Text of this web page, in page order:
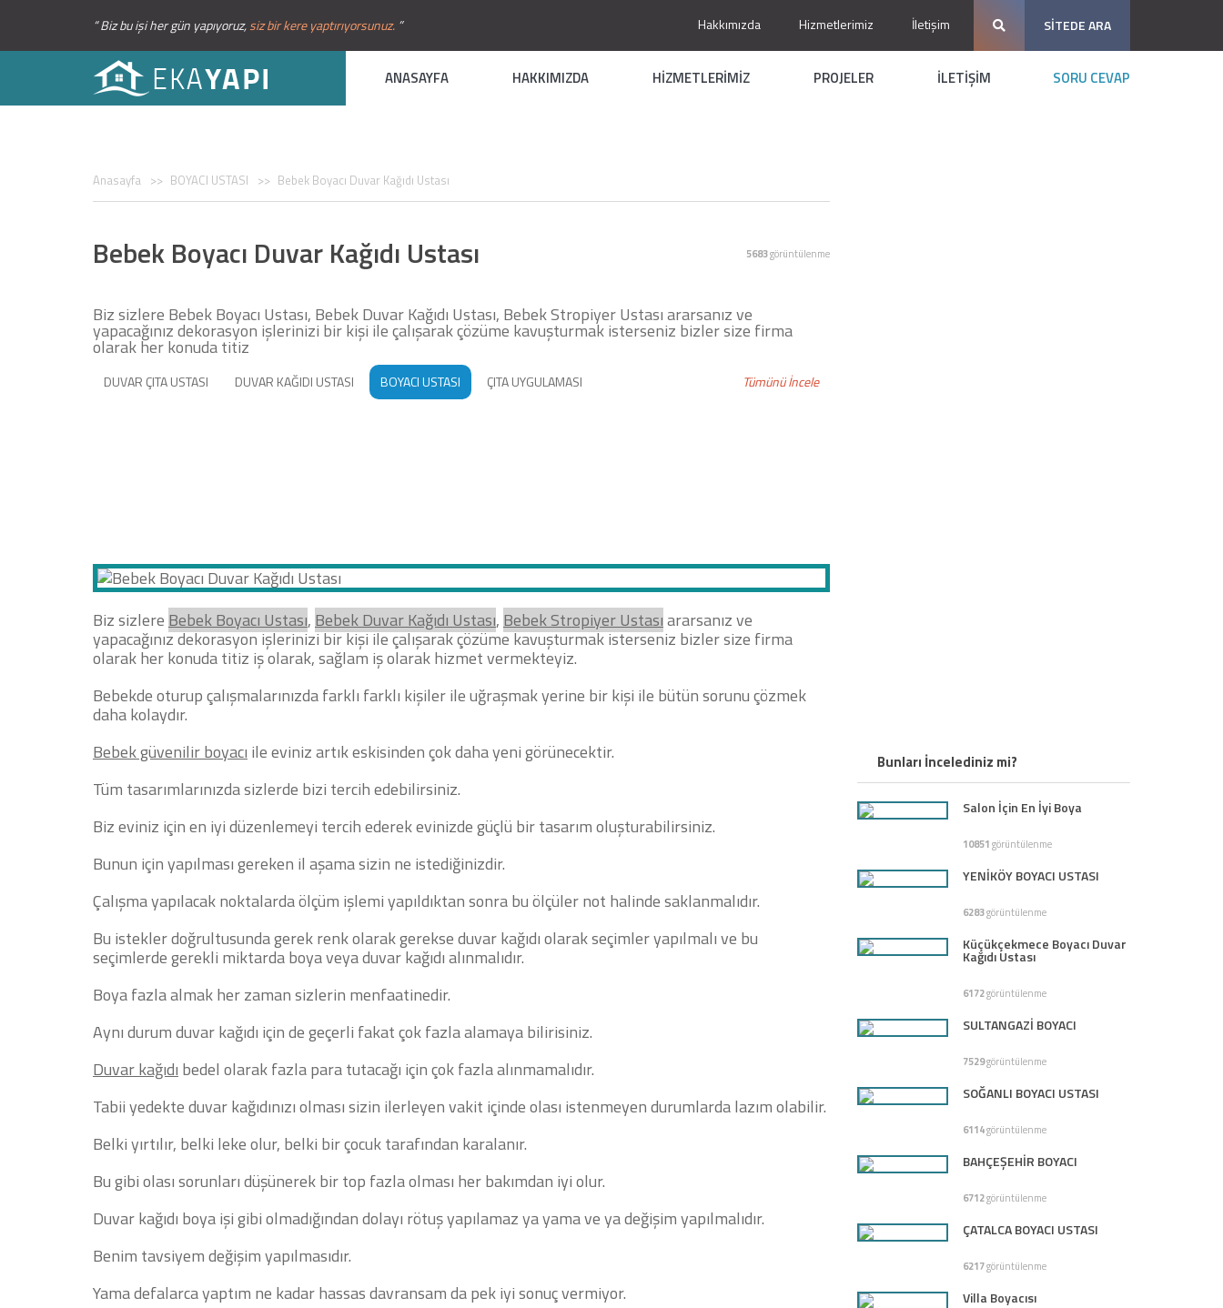
“ Biz bu işi her gün yapıyoruz,siz bir kere yaptırıyorsunuz. ” SİTEDE ARA
Hakkımızda Hizmetlerimiz İletişim
ANASAYFA HAKKIMIZDA HİZMETLERİMİZ PROJELER İLETİŞİM SORU CEVAP
Anasayfa BOYACI USTASI Bebek Boyacı Duvar Kağıdı Ustası
Bebek Boyacı Duvar Kağıdı Ustası 5683görüntülenme
Biz sizlere Bebek Boyacı Ustası, Bebek Duvar Kağıdı Ustası, Bebek Stropiyer Ustası ararsanız ve
yapacağınız dekorasyon işlerinizi bir kişi ile çalışarak çözüme kavuşturmak isterseniz bizler size firma
olarak her konuda titiz
DUVAR ÇITA USTASI DUVAR KAĞIDI USTASI BOYACI USTASI ÇITA UYGULAMASI Tümünü İncele
Biz sizlere Bebek Boyacı Ustası, Bebek Duvar Kağıdı Ustası, Bebek Stropiyer Ustasıararsanız ve
yapacağınız dekorasyon işlerinizi bir kişi ile çalışarak çözüme kavuşturmak isterseniz bizler size firma
olarak her konuda titiz iş olarak, sağlam iş olarak hizmet vermekteyiz.
Bebekde oturup çalışmalarınızda farklı farklı kişiler ile uğraşmak yerine bir kişi ile bütün sorunu çözmek
daha kolaydır.
Bebek güvenilir boyacı ile eviniz artık eskisinden çok daha yeni görünecektir.
Tüm tasarımlarınızda sizlerde bizi tercih edebilirsiniz.
Biz eviniz için en iyi düzenlemeyi tercih ederek evinizde güçlü bir tasarım oluşturabilirsiniz.
Bunun için yapılması gereken il aşama sizin ne istediğinizdir.
Çalışma yapılacak noktalarda ölçüm işlemi yapıldıktan sonra bu ölçüler not halinde saklanmalıdır.
Bu istekler doğrultusunda gerek renk olarak gerekse duvar kağıdı olarak seçimler yapılmalı ve bu
seçimlerde gerekli miktarda boya veya duvar kağıdı alınmalıdır.
Boya fazla almak her zaman sizlerin menfaatinedir.
Aynı durum duvar kağıdı için de geçerli fakat çok fazla alamaya bilirisiniz.
Duvar kağıdı bedel olarak fazla para tutacağı için çok fazla alınmamalıdır.
Tabii yedekte duvar kağıdınızı olması sizin ilerleyen vakit içinde olası istenmeyen durumlarda lazım olabilir.
Belki yırtılır, belki leke olur, belki bir çocuk tarafından karalanır.
Bu gibi olası sorunları düşünerek bir top fazla olması her bakımdan iyi olur.
Duvar kağıdı boya işi gibi olmadığından dolayı rötuş yapılamaz ya yama ve ya değişim yapılmalıdır.
Benim tavsiyem değişim yapılmasıdır.
Yama defalarca yaptım ne kadar hassas davransam da pek iyi sonuç vermiyor.
Bunları İncelediniz mi?
Salon İçin En İyi Boya
10851görüntülenme
YENİKÖY BOYACI USTASI
6283görüntülenme
Küçükçekmece Boyacı Duvar
Kağıdı Ustası
6172görüntülenme
SULTANGAZİ BOYACI
7529görüntülenme
SOĞANLI BOYACI USTASI
6114görüntülenme
BAHÇEŞEHİR BOYACI
6712görüntülenme
ÇATALCA BOYACI USTASI
6217görüntülenme
Villa Boyacısı